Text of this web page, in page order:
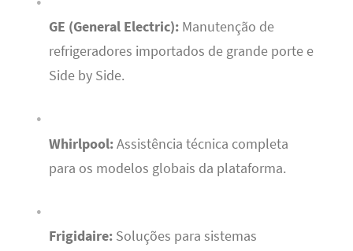
GE (General Electric):Manutenção de
refrigeradores importados de grande porte e
Side by Side.
Whirlpool:Assistência técnica completa
para os modelos globais da plataforma.
Frigidaire:Soluções para sistemas